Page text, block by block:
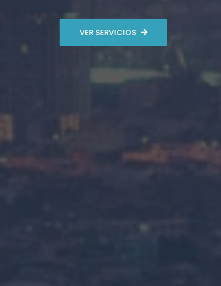
VER SERVICIOS